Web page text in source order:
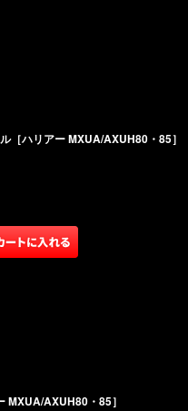
［ハリアー MXUA/AXUH80・85］
MXUA/AXUH80・85］